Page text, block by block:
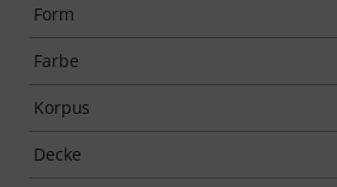
Form
Farbe
Korpus
Decke